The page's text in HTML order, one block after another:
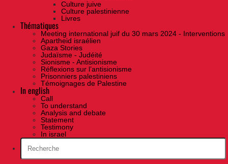
Culture juive
Culture palestinienne
Livres
Thématiques
Meeting international juif du 30 mars 2024 - Interventions
Apartheid israélien
Gaza Stories
Judaïsme - Judéité
Sionisme - Antisionisme
Réflexions sur l’antisionisme
Prisonniers palestiniens
Témoignages de Palestine
In english
Call
To understand
Analysis and debate
Statement
Testimony
In israel